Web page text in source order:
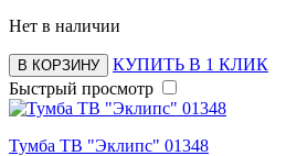
Нет в наличии
В КОРЗИНУ
КУПИТЬ В 1 КЛИК
Быстрый просмотр
Тумба ТВ "Эклипс" 01348